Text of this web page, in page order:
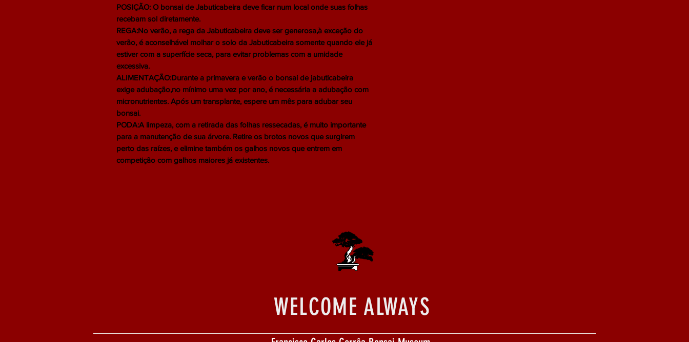
POSIÇÃO: O bonsai de Jabuticabeira deve ficar num local onde suas folhas
recebam sol diretamente.
REGA:No verão, a rega da Jabuticabeira deve ser generosa,à exceção do
verão, é aconselhável molhar o solo da Jabuticabeira somente quando ele já
estiver com a superfície seca, para evitar problemas com a umidade
excessiva.
ALIMENTAÇÃO:Durante a primavera e verão o bonsai de jabuticabeira
exige adubação,no mínimo uma vez por ano, é necessária a adubação com
micronutrientes. Após um transplante, espere um mês para adubar seu
bonsai.
PODA:A limpeza, com a retirada das folhas ressecadas, é muito importante
para a manutenção de sua árvore. Retire os brotos novos que surgirem
perto das raízes, e elimine também os galhos novos que entrem em
competição com galhos maiores já existentes.
WELCOME ALWAYS